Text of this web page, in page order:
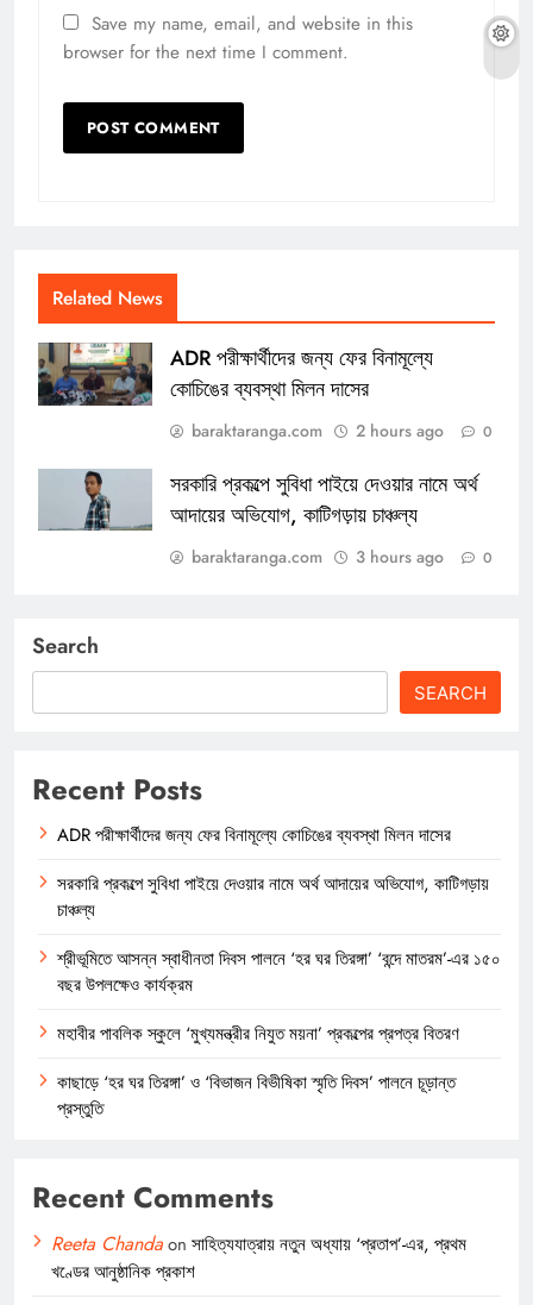
Save my name, email, and website in this
browser for the next time I comment.
Related News
ADR পরীক্ষার্থীদের জন্য ফের বিনামূল্যে
কোচিঙের ব্যবস্থা মিলন দাসের
baraktaranga.com 2 hours ago 0
সরকারি প্রকল্পে সুবিধা পাইয়ে দেওয়ার নামে অর্থ
আদায়ের অভিযোগ, কাটিগড়ায় চাঞ্চল্য
baraktaranga.com 3 hours ago 0
Search
SEARCH
Recent Posts
ADR পরীক্ষার্থীদের জন্য ফের বিনামূল্যে কোচিঙের ব্যবস্থা মিলন দাসের
সরকারি প্রকল্পে সুবিধা পাইয়ে দেওয়ার নামে অর্থ আদায়ের অভিযোগ, কাটিগড়ায়
চাঞ্চল্য
শ্রীভূমিতে আসন্ন স্বাধীনতা দিবস পালনে ‘হর ঘর তিরঙ্গা’ ‘বন্দে মাতরম’-এর ১৫০
বছর উপলক্ষেও কার্যক্রম
মহাবীর পাবলিক স্কুলে ‘মুখ্যমন্ত্রীর নিযুত ময়না’ প্রকল্পের প্রপত্র বিতরণ
কাছাড়ে ‘হর ঘর তিরঙ্গা’ ও ‘বিভাজন বিভীষিকা স্মৃতি দিবস’ পালনে চূড়ান্ত
প্রস্তুতি
Recent Comments
Reeta Chandaon সাহিত্যযাত্রায় নতুন অধ্যায় ‘প্রতাপ’-এর, প্রথম
খণ্ডের আনুষ্ঠানিক প্রকাশ